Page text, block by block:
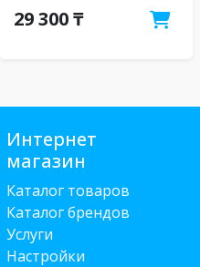
29 300 ₸
Интернет
магазин
Каталог товаров
Каталог брендов
Услуги
Настройки